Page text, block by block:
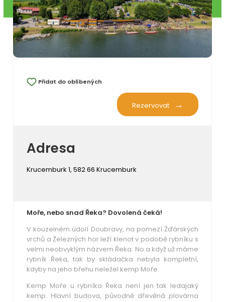
Přidat do oblíbených
Rezervovat
Adresa
Krucemburk 1, 582 66 Krucemburk
Moře, nebo snad Řeka? Dovolená čeká!
V kouzelném údolí Doubravy, na pomezí Žďárských
vrchů a Železných hor leží klenot v podobě rybníku s
velmi neobvyklým názvem Řeka. No a když už máme
rybník Řeka, tak by skládačka nebyla kompletní,
kdyby na jeho břehu neležel kemp Moře.
Kemp Moře u rybníka Řeka není jen tak ledajaký
kemp. Hlavní budova, původně dřevěná plovárna